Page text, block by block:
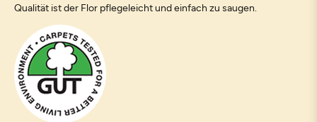
Qualität ist der Flor pflegeleicht und einfach zu saugen.